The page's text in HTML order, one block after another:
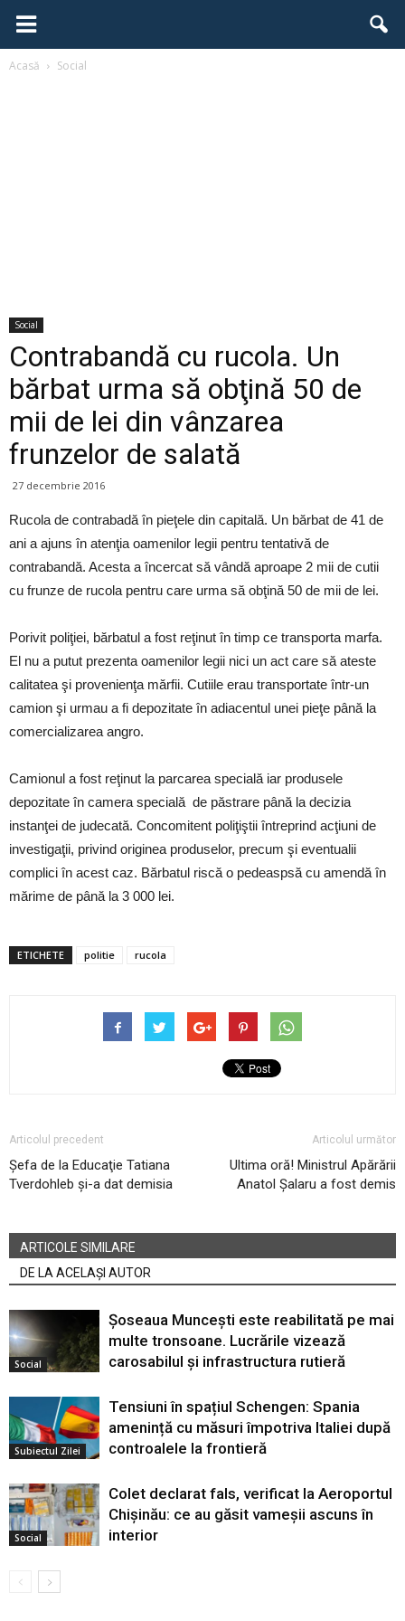
Acasă Social
Social
Contrabandă cu rucola. Un
bărbat urma să obţină 50 de
mii de lei din vânzarea
frunzelor de salată
27 decembrie 2016
Rucola de contrabadă în pieţele din capitală. Un bărbat de 41 de
ani a ajuns în atenţia oamenilor legii pentru tentativă de
contrabandă. Acesta a încercat să vândă aproape 2 mii de cutii
cu frunze de rucola pentru care urma să obţină 50 de mii de lei.
Porivit poliţiei, bărbatul a fost reţinut în timp ce transporta marfa.
El nu a putut prezenta oamenilor legii nici un act care să ateste
calitatea şi provenienţa mărfii. Cutiile erau transportate într-un
camion şi urmau a fi depozitate în adiacentul unei pieţe până la
comercializarea angro.
Camionul a fost reţinut la parcarea specială iar produsele
depozitate în camera specială de păstrare până la decizia
instanţei de judecată. Concomitent poliţiştii întreprind acţiuni de
investigaţii, privind originea produselor, precum şi eventualii
complici în acest caz. Bărbatul riscă o pedeaspsă cu amendă în
mărime de până la 3 000 lei.
ETICHETE politie rucola
Articolul precedent
Şefa de la Educaţie Tatiana
Tverdohleb şi-a dat demisia
Articolul următor
Ultima oră! Ministrul Apărării
Anatol Şalaru a fost demis
ARTICOLE SIMILARE
DE LA ACELAȘI AUTOR
Social
Șoseaua Muncești este reabilitată pe mai
multe tronsoane. Lucrările vizează
carosabilul și infrastructura rutieră
Subiectul Zilei
Tensiuni în spațiul Schengen: Spania
amenință cu măsuri împotriva Italiei după
controalele la frontieră
Social
Colet declarat fals, verificat la Aeroportul
Chișinău: ce au găsit vameșii ascuns în
interior